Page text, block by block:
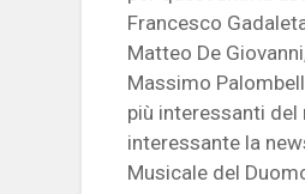
Francesco
Matteo De
Massimo
più interessanti del
interessante la
Musicale del